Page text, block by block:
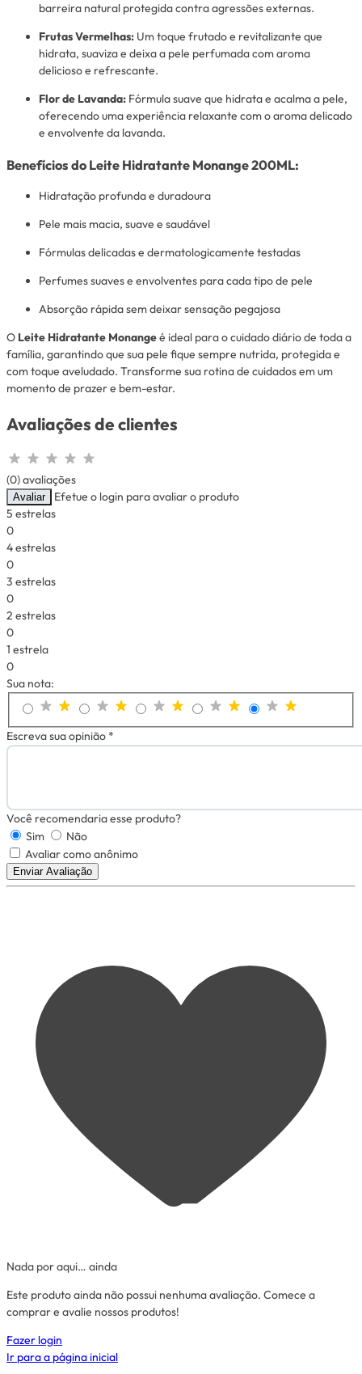
barreira natural protegida contra agressões externas.
Frutas Vermelhas: Um toque frutado e revitalizante que
hidrata, suaviza e deixa a pele perfumada com aroma
delicioso e refrescante.
Flor de Lavanda: Fórmula suave que hidrata e acalma a pele,
oferecendo uma experiência relaxante com o aroma delicado
e envolvente da lavanda.
Benefícios do Leite Hidratante Monange 200ML:
Hidratação profunda e duradoura
Pele mais macia, suave e saudável
Fórmulas delicadas e dermatologicamente testadas
Perfumes suaves e envolventes para cada tipo de pele
Absorção rápida sem deixar sensação pegajosa
O Leite Hidratante Monangeé ideal para o cuidado diário de toda a
família, garantindo que sua pele fique sempre nutrida, protegida e
com toque aveludado. Transforme sua rotina de cuidados em um
momento de prazer e bem-estar.
Avaliações de clientes
(0) avaliações
Avaliar
Efetue o login para avaliar o produto
5 estrelas
0
4 estrelas
0
3 estrelas
0
2 estrelas
0
1 estrela
0
Sua nota:
Escreva sua opinião *
Você recomendaria esse produto?
Sim
Não
Avaliar como anônimo
Enviar Avaliação
Nada por aqui… ainda
Este produto ainda não possui nenhuma avaliação. Comece a
comprar e avalie nossos produtos!
Fazer login
Ir para a página inicial